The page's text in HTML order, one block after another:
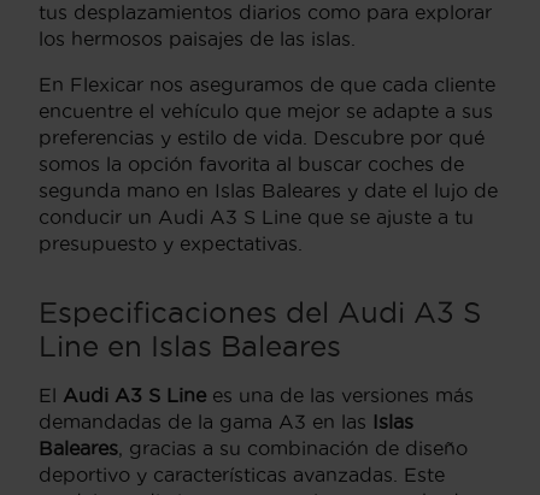
tus desplazamientos diarios como para explorar
los hermosos paisajes de las islas.
En Flexicar nos aseguramos de que cada cliente
encuentre el vehículo que mejor se adapte a sus
preferencias y estilo de vida. Descubre por qué
somos la opción favorita al buscar coches de
segunda mano en Islas Baleares y date el lujo de
conducir un Audi A3 S Line que se ajuste a tu
presupuesto y expectativas.
Especificaciones del Audi A3 S
Line en Islas Baleares
El Audi A3 S Line es una de las versiones más
demandadas de la gama A3 en las Islas
Baleares, gracias a su combinación de diseño
deportivo y características avanzadas. Este